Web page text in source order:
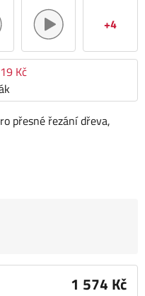
+4
Kč
1 574 Kč
přesné řezání dřeva,